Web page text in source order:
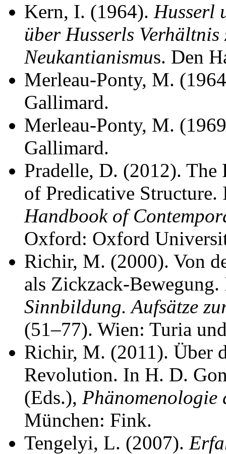
Kern, I. (1964). Husserl
über Husserls
Neukantianismus. Den
Merleau-Ponty, M.
Gallimard.
Merleau-Ponty, M.
Gallimard.
Pradelle, D. (2012). The
of Predicative
Handbook of
Oxford: Oxford
Richir, M. (2000). Von
als Zickzack-
Sinnbildung. Aufsätze
(51–77). Wien: Turia
Richir, M. (2011). Über
Revolution. In H. D.
(Eds.), Phänomenologie
München: Fink.
Tengelyi, L. (2007).